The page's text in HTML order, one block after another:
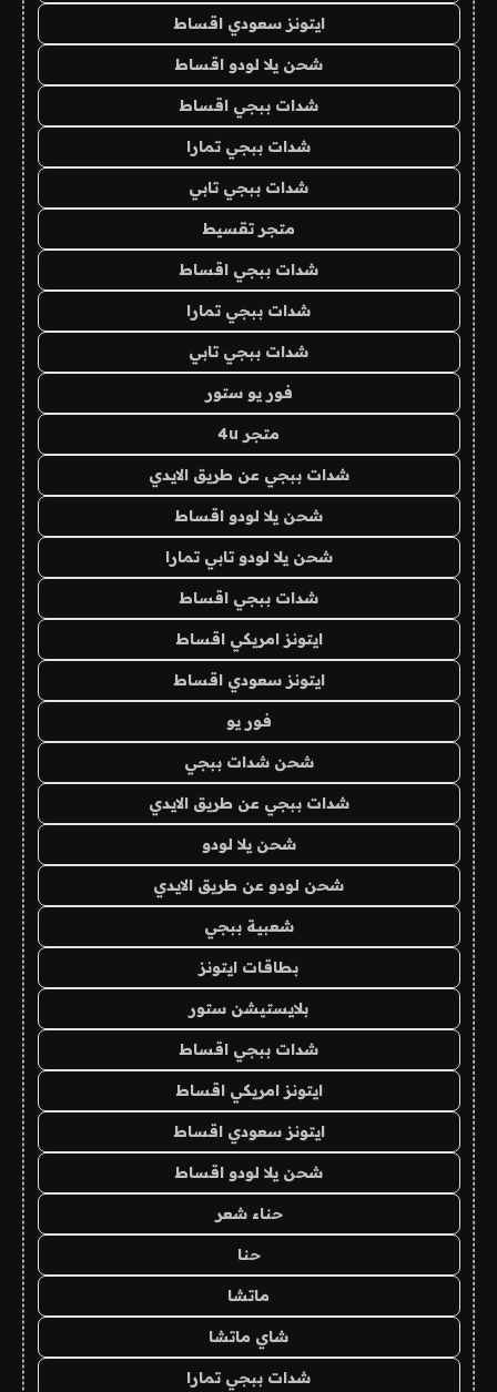
ايتونز سعودي اقساط
شحن يلا لودو اقساط
شدات ببجي اقساط
شدات ببجي تمارا
شدات ببجي تابي
متجر تقسيط
شدات ببجي اقساط
شدات ببجي تمارا
شدات ببجي تابي
فور يو ستور
متجر 4u
شدات ببجي عن طريق الايدي
شحن يلا لودو اقساط
شحن يلا لودو تابي تمارا
شدات ببجي اقساط
ايتونز امريكي اقساط
ايتونز سعودي اقساط
فور يو
شحن شدات ببجي
شدات ببجي عن طريق الايدي
شحن يلا لودو
شحن لودو عن طريق الايدي
شعبية ببجي
بطاقات ايتونز
بلايستيشن ستور
شدات ببجي اقساط
ايتونز امريكي اقساط
ايتونز سعودي اقساط
شحن يلا لودو اقساط
حناء شعر
حنا
ماتشا
شاي ماتشا
شدات ببجي تمارا